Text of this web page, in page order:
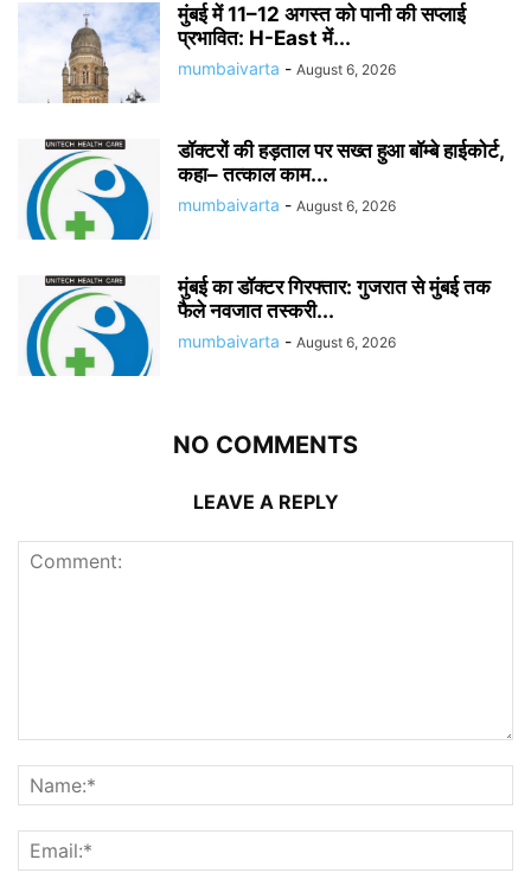
मुंबई में 11–12 अगस्त को पानी की सप्लाई
प्रभावित: H-East में...
mumbaivarta - August 6, 2026
डॉक्टरों की हड़ताल पर सख्त हुआ बॉम्बे हाईकोर्ट,
कहा– तत्काल काम...
mumbaivarta - August 6, 2026
मुंबई का डॉक्टर गिरफ्तार: गुजरात से मुंबई तक
फैले नवजात तस्करी...
mumbaivarta - August 6, 2026
NO COMMENTS
LEAVE A REPLY